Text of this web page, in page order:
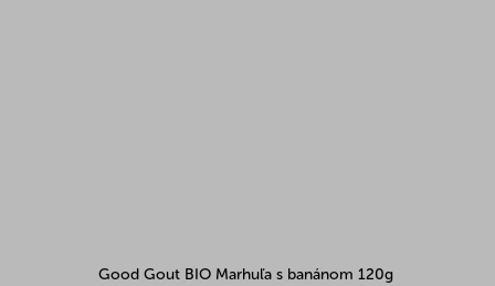
Good Gout BIO Marhuľa s banánom 120g